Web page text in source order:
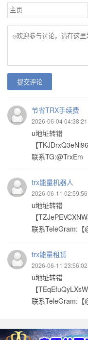
提交评论
节省TRX手续费
2026-06-04 04:38:21
u地址转错
【
联系TG:@TrxEm
trx能量机器人
2026-06-11 02:59:56
u地址转错
【
联系TeleGram:【
trx能量租赁
2026-06-11 23:56:02
u地址转错
【
联系TeleGram:【